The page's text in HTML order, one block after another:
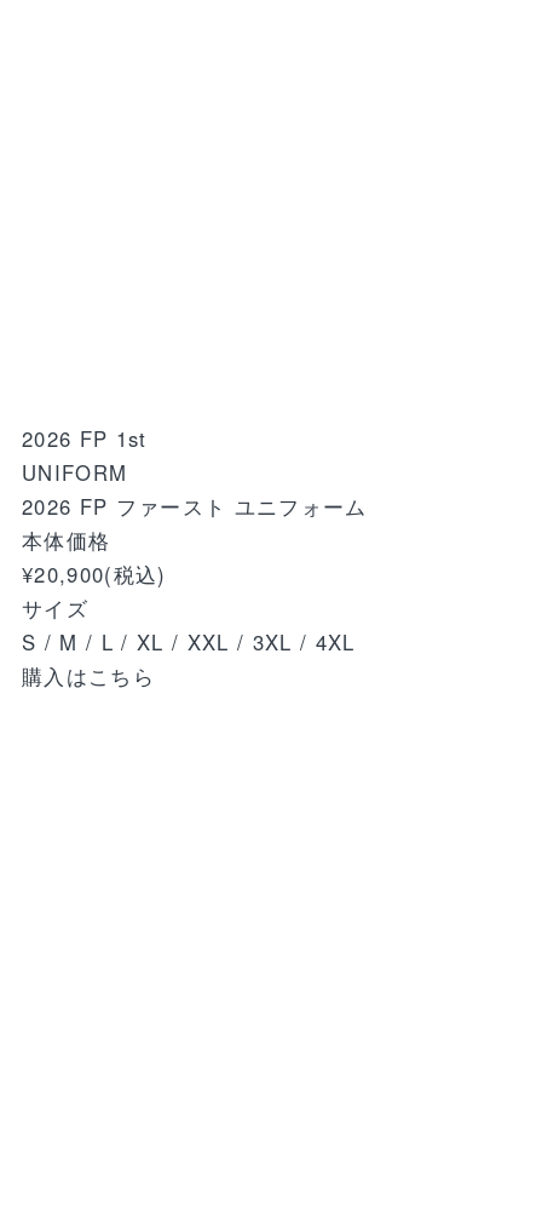
2026 FP 1st
UNIFORM
2026 FP ファースト ユニフォーム
本体価格
¥20,900(税込)
サイズ
S / M / L / XL / XXL / 3XL / 4XL
購入はこちら